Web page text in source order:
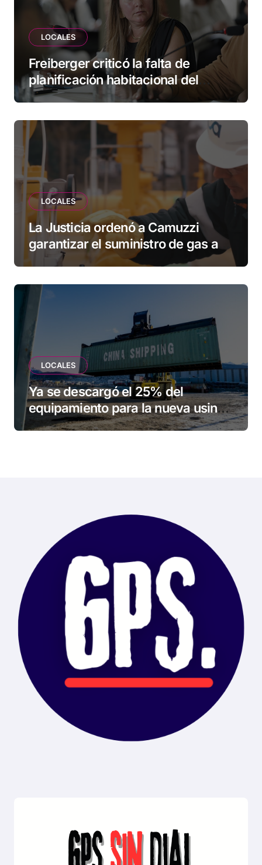
LOCALES
Freiberger criticó la falta de
planificación habitacional del
Municipio: “Vuoto deja afuera a
esperando”
LOCALES
La Justicia ordenó a Camuzzi
garantizar el suministro de gas a
una familia de Tolhuin
LOCALES
Ya se descargó el 25% del
equipamiento para la nueva usina
de Ushuaia